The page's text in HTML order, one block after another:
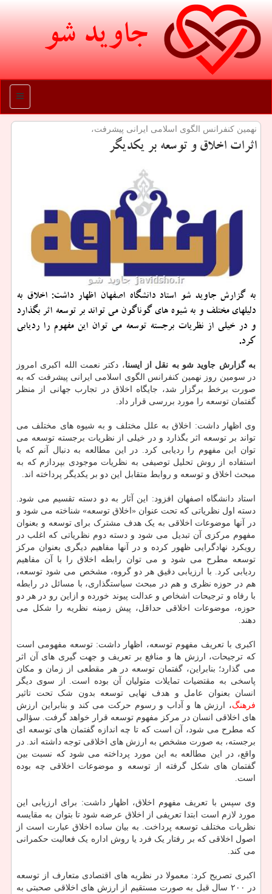
جاوید شو
منو
نهمین كنفرانس الگوی اسلامی ایرانی پیشرفت،
اثرات اخلاق و توسعه بر یكدیگر
به گزارش جاوید شو استاد دانشگاه اصفهان اظهار داشت: اخلاق به
دلیلهای مختلف و به شیوه های گوناگون می تواند بر توسعه اثر بگذارد
و در خیلی از نظریات برجسته توسعه می توان این مفهوم را ردیابی
كرد.
به گزارش جاوید شو به نقل از ایسنا، دکتر نعمت الله اکبری امروز
در سومین روز نهمین کنفرانس الگوی اسلامی ایرانی پیشرفت که به
صورت برخط برگزار شد، جایگاه اخلاق در تجارب جهانی از منظر
گفتمان توسعه را مورد بررسی قرار داد.
وی اظهار داشت: اخلاق به علل مختلف و به شیوه های مختلف می
تواند بر توسعه اثر بگذارد و در خیلی از نظریات برجسته توسعه می
توان این مفهوم را ردیابی کرد. در این مطالعه به دنبال آنم که با
استفاده از روش تحلیل توصیفی به نظریات موجودی بپردازم که به
مبحث اخلاق و توسعه و روابط متقابل این دو بر یکدیگر پرداخته اند.
استاد دانشگاه اصفهان افزود: این آثار به دو دسته تقسیم می شود.
دسته اول نظریاتی که تحت عنوان «اخلاق توسعه» شناخته می شود و
در آنها موضوعات اخلاقی به یک هدف مشترک برای توسعه و بعنوان
مفهوم مرکزی آن تبدیل می شود و دسته دوم نظریاتی که اغلب در
رویکرد نهادگرایی ظهور کرده و در آنها مفاهیم دیگری بعنوان مرکز
توسعه مطرح می شود و می توان رابطه اخلاق را با آن مفاهیم
ردیابی کرد. با ارزیابی دقیق هر دو گروه، مشخص می شود توسعه،
هم در حوزه نظری و هم در مبحث سیاستگذاری، با مسائل در رابطه
با رفاه و ترجیحات اشخاص و عدالت پیوند خورده و ازاین رو در هر دو
حوزه، موضوعات اخلاقی حداقل، پیش زمینه نظریه را شکل می
دهند.
اکبری با تعریف مفهوم توسعه، اظهار داشت: توسعه مفهومی است
که ترجیحات، ارزش ها و منافع بر تعریف و جهت گیری های آن اثر
می گذارد؛ بنابراین، گفتمان توسعه در هر مقطعی از زمان و مکان
پاسخی به مقتضیات تمایلات متولیان آن بوده است. از سوی دیگر
انسان بعنوان عامل و هدف نهایی توسعه بدون شک تحت تاثیر
فرهنگ، ارزش ها و آداب و رسوم حرکت می کند و بنابراین ارزش
های اخلاقی انسان در مرکز مفهوم توسعه قرار خواهد گرفت. سؤالی
که مطرح می شود، آن است که تا چه اندازه گفتمان های توسعه ای
برجسته، به صورت مشخص به ارزش های اخلاقی توجه داشته اند. در
واقع، در این مطالعه به این مورد پرداخته می شود که نسبت بین
گفتمان های شکل گرفته از توسعه و موضوعات اخلاقی چه بوده
است.
وی سپس با تعریف مفهوم اخلاق، اظهار داشت: برای ارزیابی این
مورد لازم است ابتدا تعریفی از اخلاق عرضه شود تا بتوان به مقایسه
نظریات مختلف توسعه پرداخت. به بیان ساده اخلاق عبارت است از
اصول اخلاقی که بر رفتار یک فرد یا روش اداره یک فعالیت حکمرانی
می کند.
اکبری تصریح کرد: معمولا در نظریه های اقتصادی متعارف از توسعه
در ۲۰۰ سال قبل به صورت مستقیم از ارزش های اخلاقی صحبتی به